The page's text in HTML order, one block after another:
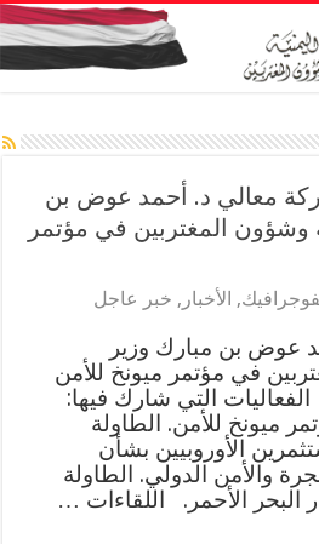
معالي د. أحمد عوض بن
وشؤون المغتربين في مؤتمر
, الأخبار , خبر عاجل
عوض بن مبارك وزير
في مؤتمر ميونخ للأمن
18 – 20 فبراير 2022 الفعاليات التي شارك فيها:
ميونخ للأمن. الطاولة
الأوروبيين بشأن
والأمن الدولي. الطاولة
البحر الأحمر. اللقاءات …